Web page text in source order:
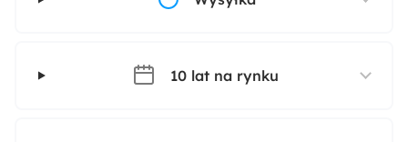
10 lat na rynku